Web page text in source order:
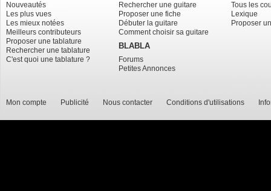
Nouveautés
Les plus vues
Les mieux notées
Meilleurs contributeurs
Proposer une tablature
Rechercher une tablature
C'est quoi une tablature ?
Rechercher une guitare
Proposer une fiche
Débuter la guitare
Comment choisir sa guitare
BLABLA
Forums
Petites Annonces
Tous les
Lexique
Proposer
Mon compte Publicité Nous contacter Conditions d'utilisations